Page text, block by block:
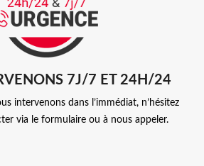
7J/7 ET 24H/24
intervenons dans l’immédiat, n’hésitez
via le formulaire ou à nous appeler.